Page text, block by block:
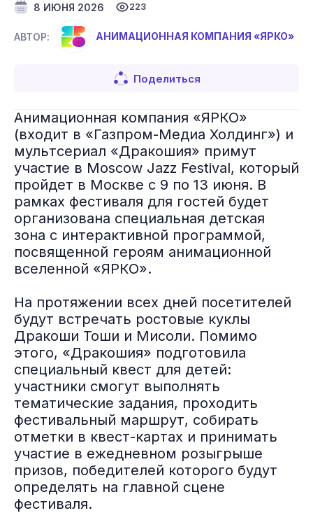
8 ИЮНЯ 2026 223
АВТОР: АНИМАЦИОННАЯ КОМПАНИЯ «ЯРКО»
Поделиться
Анимационная компания «ЯРКО»
(входит в «Газпром-Медиа Холдинг») и
мультсериал «Дракошия» примут
участие в Moscow Jazz Festival, который
пройдет в Москве с 9 по 13 июня. В
рамках фестиваля для гостей будет
организована специальная детская
зона с интерактивной программой,
посвященной героям анимационной
вселенной «ЯРКО».
На протяжении всех дней посетителей
будут встречать ростовые куклы
Дракоши Тоши и Мисоли. Помимо
этого, «Дракошия» подготовила
специальный квест для детей:
участники смогут выполнять
тематические задания, проходить
фестивальный маршрут, собирать
отметки в квест-картах и принимать
участие в ежедневном розыгрыше
призов, победителей которого будут
определять на главной сцене
фестиваля.